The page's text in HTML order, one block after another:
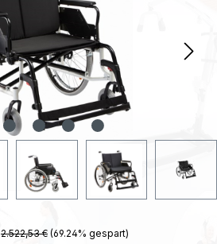
Regulärer Preis:
2.522,53 € (69.24% gespart)